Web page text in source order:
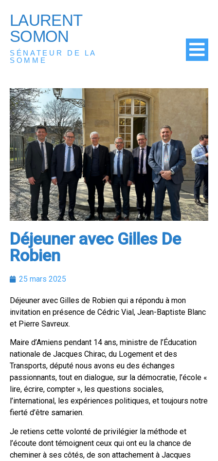
LAURENT
SOMON
SÉNATEUR DE LA
SOMME
Déjeuner avec Gilles De
Robien
25 mars 2025
Déjeuner avec Gilles de Robien qui a répondu à mon
invitation en présence de Cédric Vial, Jean-Baptiste Blanc
et Pierre Savreux.
Maire d’Amiens pendant 14 ans, ministre de l’Éducation
nationale de Jacques Chirac, du Logement et des
Transports, député nous avons eu des échanges
passionnants, tout en dialogue, sur la démocratie, l’école «
lire, écrire, compter », les questions sociales,
l’international, les expériences politiques, et toujours notre
fierté d’être samarien.
Je retiens cette volonté de privilégier la méthode et
l’écoute dont témoignent ceux qui ont eu la chance de
cheminer à ses côtés, de son attachement à Jacques